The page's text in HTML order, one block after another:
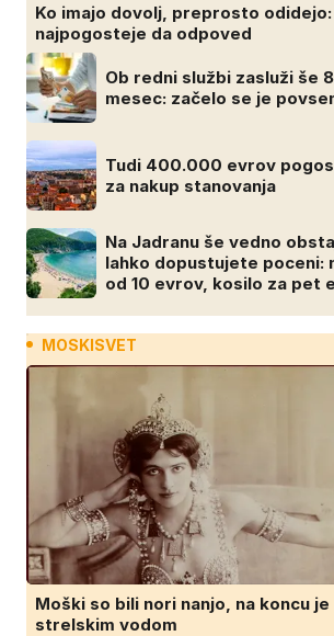
Ko imajo dovolj, preprosto
najpogosteje da odpoved
Ob redni službi zasluži še
mesec: začelo se je
Tudi 400.000 evrov
za nakup stanovanja
Na Jadranu še vedno
lahko dopustujete poceni:
od 10 evrov, kosilo za pet
MOSKISVET
Moški so bili nori nanjo, na koncu
strelskim vodom